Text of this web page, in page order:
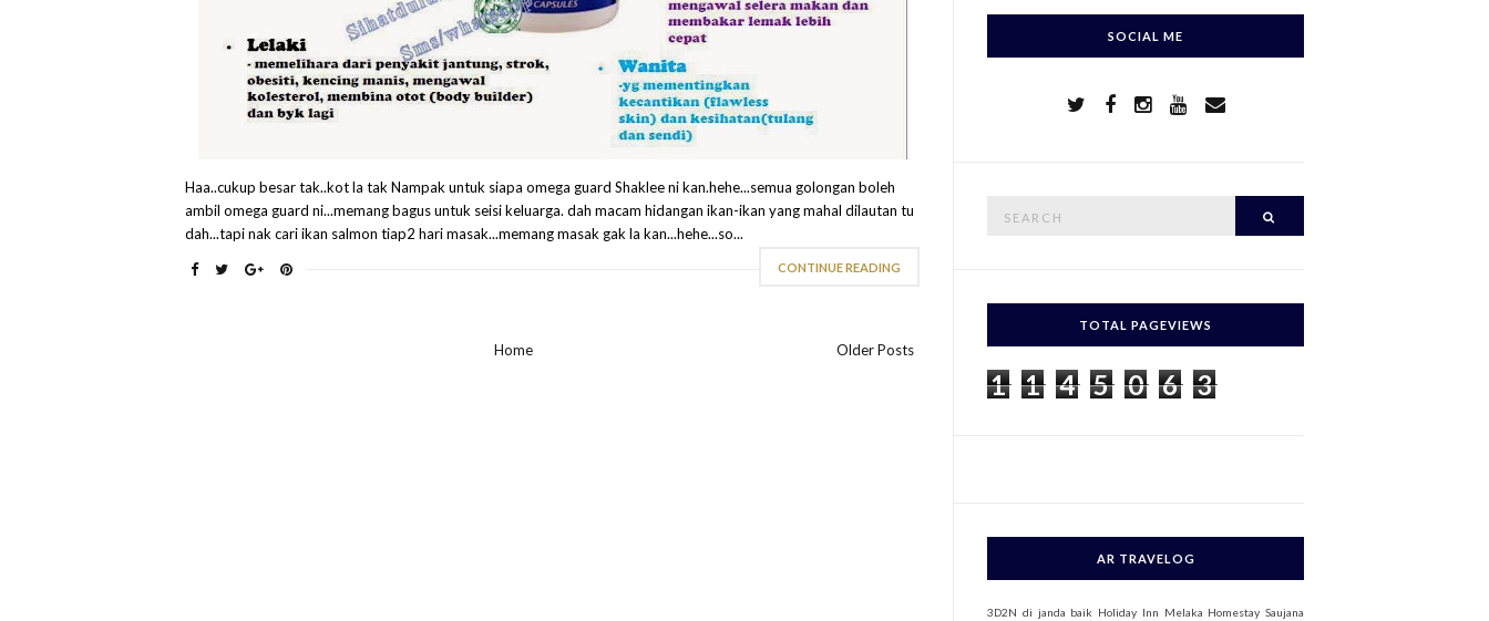
Haa..cukup besar tak..kot la tak Nampak untuk siapa omega guard Shaklee ni kan.hehe...semua golongan boleh
ambil omega guard ni...memang bagus untuk seisi keluarga. dah macam hidangan ikan-ikan yang mahal dilautan tu
dah...tapi nak cari ikan salmon tiap2 hari masak...memang masak gak la kan...hehe...so...
CONTINUE READING
Older Posts
Home
SOCIAL ME
r
TOTAL PAGEVIEWS
1 1 4 5 0 6 3
AR TRAVELOG
3D2N di janda baik Holiday Inn Melaka Homestay Saujana